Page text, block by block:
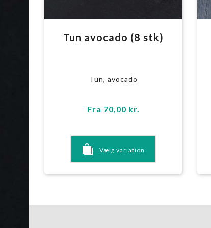
Tun avocado (8 stk)
Tun, avocado
Fra 70,00 kr.
Vælg variation